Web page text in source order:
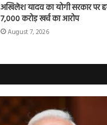
अखिलेश यादव का योगी सरकार पर
7,000 करोड़ खर्च का आरोप
August 7, 2026